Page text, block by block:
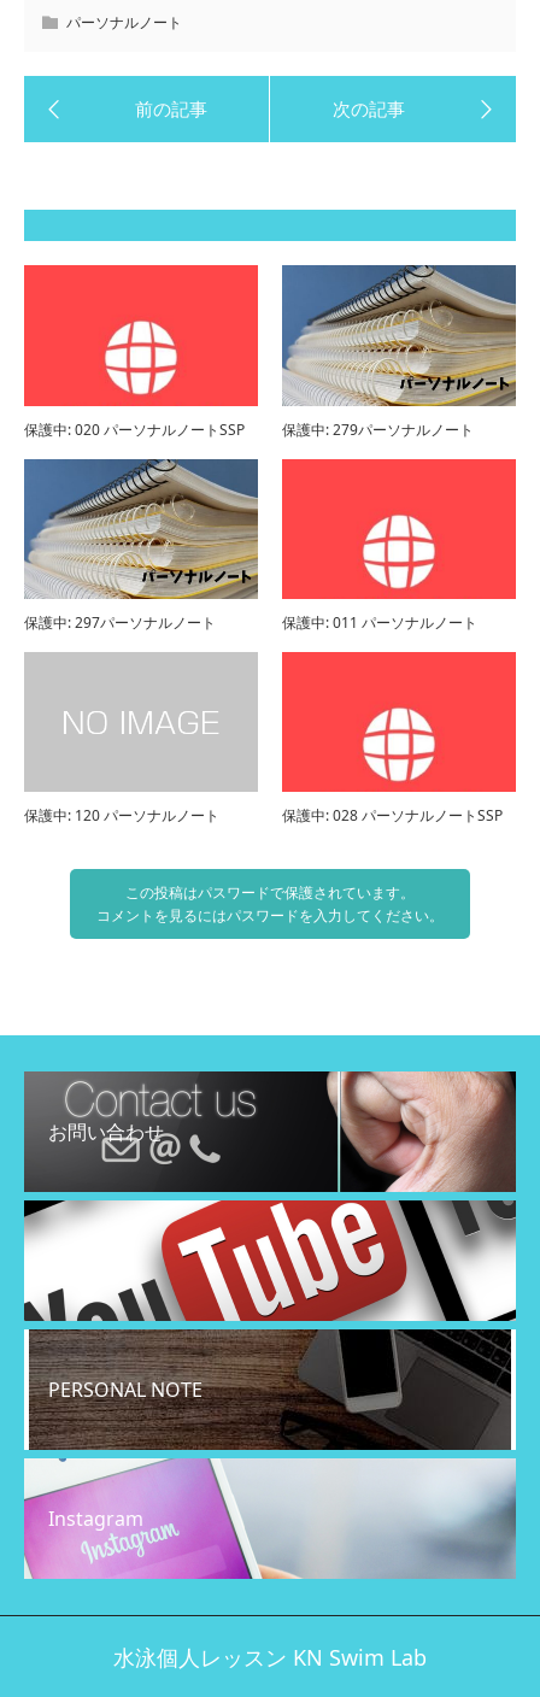
パーソナルノート
保護中: 020 パーソナルノートSSP 保護中: 279パーソナルノート
保護中: 297パーソナルノート 保護中: 011 パーソナルノート
保護中: 120 パーソナルノート 保護中: 028 パーソナルノートSSP
この投稿はパスワードで保護されています。
コメントを見るにはパスワードを入力してください。
お問い合わせ
PERSONAL NOTE
Instagram
水泳個人レッスン KN Swim Lab